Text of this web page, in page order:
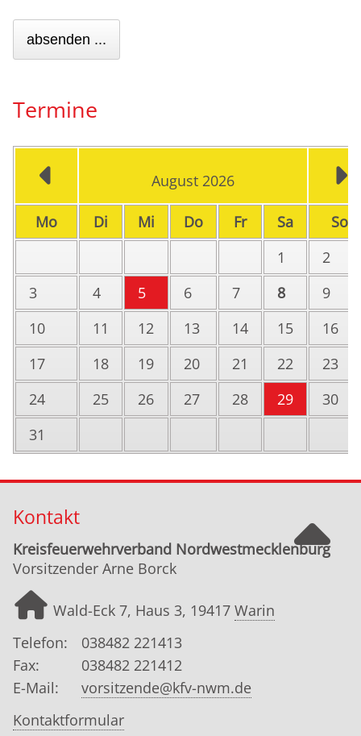
absenden ...
Termine
August 2026
Montag Di enstag
Mi ttwoch
Donnerstag
FreitagSamstagSo
1
2
3
4 5 6 7 8
9
10
11 12 13 14 15
16
17
18 19 20 21 22
23
24
25 26 27 28 29
30
31
Kontakt
Kreisfeuerwehrverband Nordwestmecklenburg
Vorsitzender Arne Borck
Wald-Eck 7, Haus 3, 19417 Warin
Telefon:
038482 221413
Fax:
038482 221412
E-Mail:
vorsitzende@kfv-nwm.de
Kontaktformular